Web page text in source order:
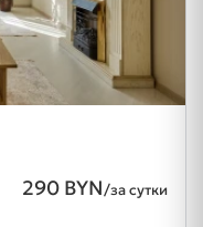
290 BYN/за сутки